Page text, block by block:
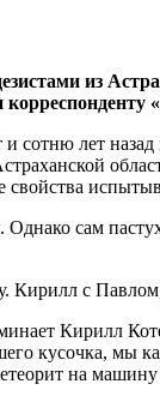
из
сотню лет
свойства
сам
Кирилл с
Кирилл
кусочка, мы
на